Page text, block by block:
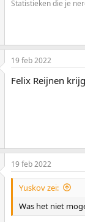
Statistieken die je
19 feb 2022
Felix Reijnen
19 feb 2022
Yuskov zei:
Was het niet